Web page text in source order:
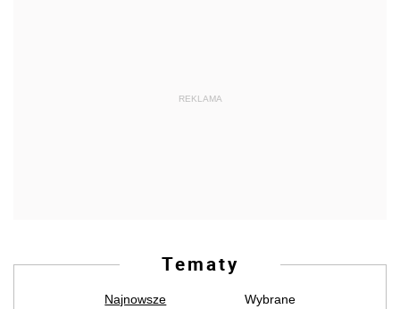
REKLAMA
Tematy
Najnowsze Wybrane